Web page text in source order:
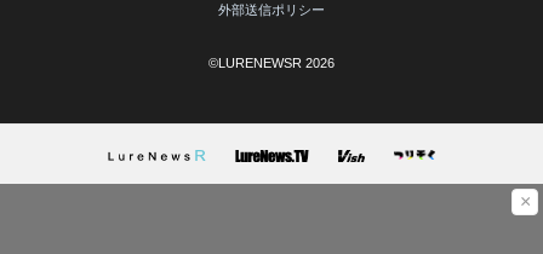
×
外部送信ポリシー
©LURENEWSR 2026